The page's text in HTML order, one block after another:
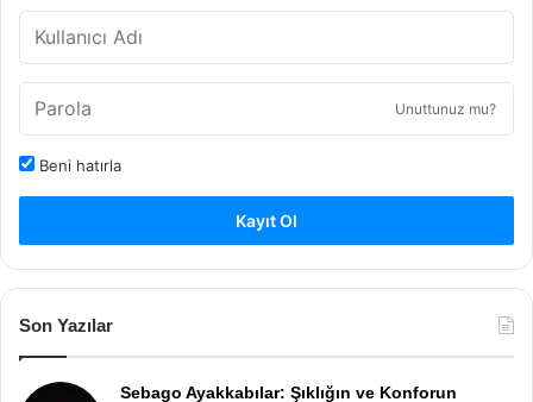
Unuttunuz mu?
Beni hatırla
Kayıt Ol
Son Yazılar
Sebago Ayakkabılar: Şıklığın ve Konforun